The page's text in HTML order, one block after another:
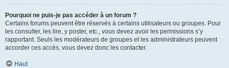
Pourquoi ne puis-je pas accéder à un forum ?
Certains forums peuvent être réservés à certains utilisateurs ou groupes. Pour
les consulter, les lire, y poster, etc., vous devez avoir les permissions s’y
rapportant. Seuls les modérateurs de groupes et les administrateurs peuvent
accorder ces accès, vous devez donc les contacter.
Haut